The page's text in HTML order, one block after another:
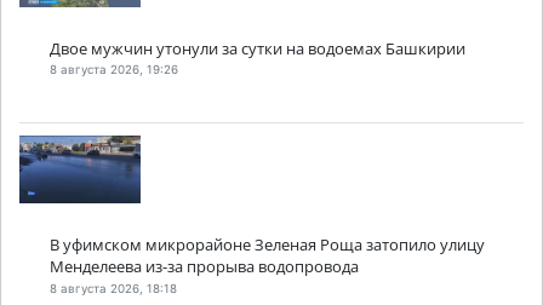
Двое мужчин утонули за сутки на водоемах Башкирии
8 августа 2026, 19:26
В уфимском микрорайоне Зеленая Роща затопило улицу
Менделеева из-за прорыва водопровода
8 августа 2026, 18:18